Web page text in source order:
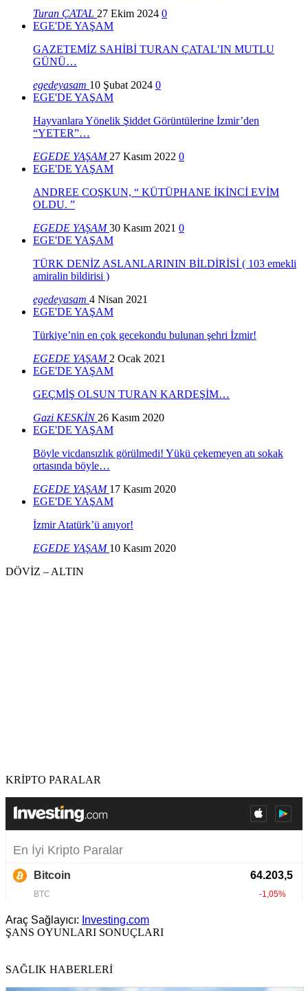
Turan ÇATAL 27 Ekim 2024 0
EGE'DE YAŞAM
GAZETEMİZ SAHİBİ TURAN ÇATAL’IN MUTLU
GÜNÜ…
egedeyasam 10 Şubat 2024 0
EGE'DE YAŞAM
Hayvanlara Yönelik Şiddet Görüntülerine İzmir’den
“YETER”…
EGEDE YAŞAM 27 Kasım 2022 0
EGE'DE YAŞAM
ANDREE COŞKUN, “ KÜTÜPHANE İKİNCİ EVİM
OLDU. ”
EGEDE YAŞAM30 Kasım 2021 0
EGE'DE YAŞAM
TÜRK DENİZ ASLANLARININ BİLDİRİSİ ( 103 emekli
amiralin bildirisi )
egedeyasam 4 Nisan 2021
EGE'DE YAŞAM
Türkiye’nin en çok gecekondu bulunan şehri İzmir!
EGEDE YAŞAM 2 Ocak 2021
EGE'DE YAŞAM
GEÇMİŞ OLSUN TURAN KARDEŞİM…
Gazi KESKİN 26 Kasım 2020
EGE'DE YAŞAM
Böyle vicdansızlık görülmedi! Yükü çekemeyen atı sokak
ortasında böyle…
EGEDE YAŞAM 17 Kasım 2020
EGE'DE YAŞAM
İzmir Atatürk’ü anıyor!
EGEDE YAŞAM 10 Kasım 2020
DÖVİZ – ALTIN
KRİPTO PARALAR
Araç Sağlayıcı: Investing.com
ŞANS OYUNLARI SONUÇLARI
SAĞLIK HABERLERİ